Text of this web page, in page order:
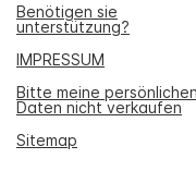
Benötigen sie
unterstützung?
IMPRESSUM
Bitte meine persönlichen
Daten nicht verkaufen
Sitemap